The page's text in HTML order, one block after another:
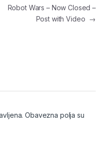
Robot Wars – Now Closed –
Post with Video →
Obavezna polja su